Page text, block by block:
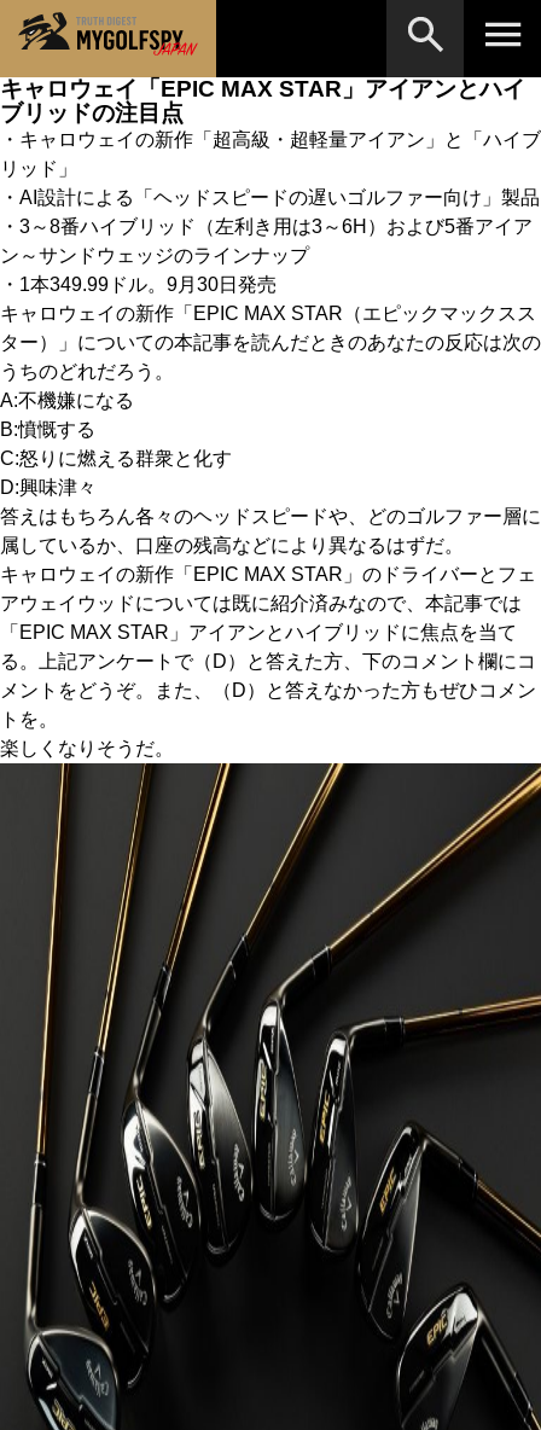
キャロウェイ「EPIC MAX STAR」アイアンとハイ
ブリッドの注目点
・キャロウェイの新作「超高級・超軽量アイアン」と「ハイブ
リッド」
・AI設計による「ヘッドスピードの遅いゴルファー向け」製品
・3～8番ハイブリッド（左利き用は3～6H）および5番アイア
ン～サンドウェッジのラインナップ
・1本349.99ドル。9月30日発売
キャロウェイの新作「EPIC MAX STAR（エピックマックスス
ター）」についての本記事を読んだときのあなたの反応は次の
うちのどれだろう。
A:不機嫌になる
B:憤慨する
C:怒りに燃える群衆と化す
D:興味津々
答えはもちろん各々のヘッドスピードや、どのゴルファー層に
属しているか、口座の残高などにより異なるはずだ。
キャロウェイの新作「EPIC MAX STAR」のドライバーとフェ
アウェイウッドについては既に紹介済みなので、本記事では
「EPIC MAX STAR」アイアンとハイブリッドに焦点を当て
る。上記アンケートで（D）と答えた方、下のコメント欄にコ
メントをどうぞ。また、（D）と答えなかった方もぜひコメン
トを。
楽しくなりそうだ。
MOST WANTED テストランキング
NEW RELEASES
HOW TO ゴルフ上達・実践テクニック
LAB テスト・データ検証
Golf News ゴルフニュース
REVIEWS 製品レビュー
DRIVERS
FAIRWAY WOODS
HYBRIDS ハイブリッド
IRONS アイアン
WEDGES ウェッジ
PUTTERS パター
OTHER その他
Editor’s Picks 編集部のおすすめ
Our Team 私たちのチーム
Our Mission 私たちの使命
ABOUT US MyGolfSpyJapanとは？
※メーカー名やクラブ名など、検索したい事柄を入
力してください。